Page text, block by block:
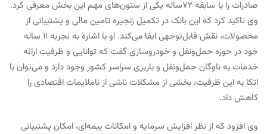
صادرات را با سابقه ۷۲ساله یکی از ستون‌های مهم این بخش معرفی کرد.
وی تاکید کرد که این بانک در تکمیل زنجیره تامین مالی و پشتیبانی از
محصولات، نقش قابل‌توجهی ایفا می‌کند. او با اشاره به تجربه ۱۱ ساله
خود در حوزه حمل‌ونقل و خودروسازی گفت که توانایی و ظرفیت ارائه
خدمات به ناوگان حمل‌ونقل و باربری سراسر کشور وجود دارد و می‌توان با
اتکا به این ظرفیت، بخشی از مشکلات ناشی از ناملایمات اقتصادی را
کاهش داد.
وی افزود که از نظر افزایش سرمایه و امکانات بیمه‌ای، امکان پشتیبانی